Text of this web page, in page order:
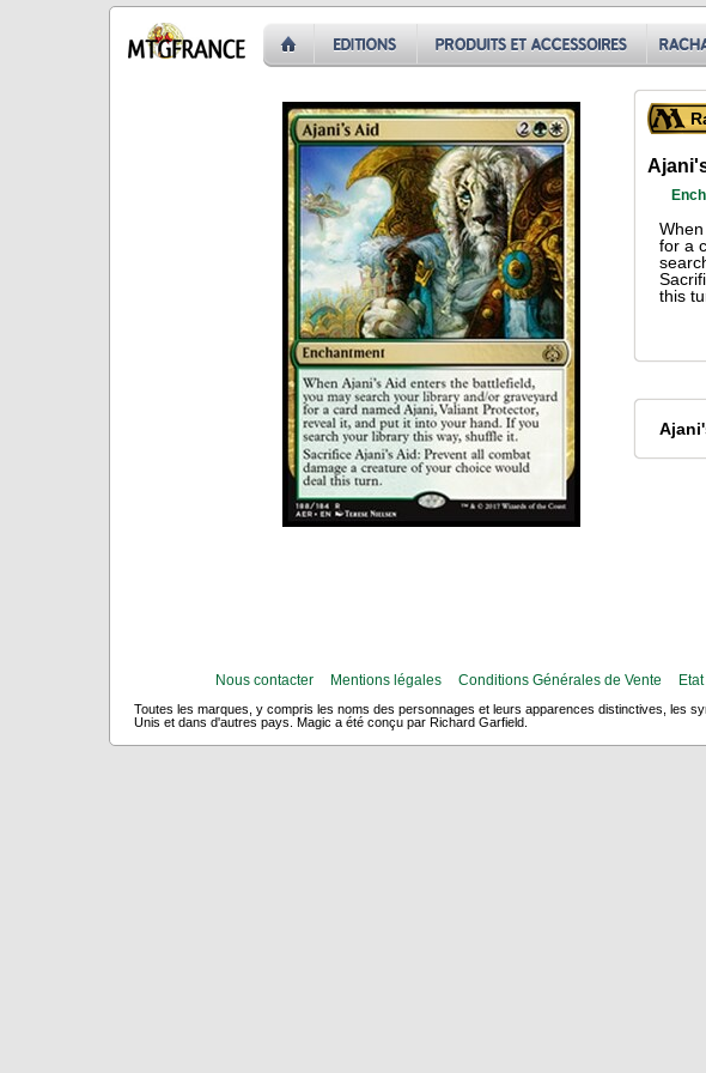
for a
this
Nous contacter Mentions légales Conditions Générales de Vente
Toutes les marques, y compris les noms des personnages et leurs apparences distinctives, les
Unis et dans d'autres pays. Magic a été conçu par Richard Garfield.